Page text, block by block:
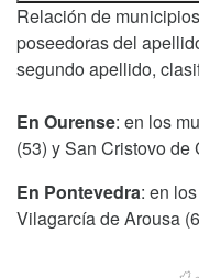
Relación de
poseedoras del
segundo apellido,
En Ourense: en los
(53) y San Cristovo de
En Pontevedra: en
Vilagarcía de Arousa